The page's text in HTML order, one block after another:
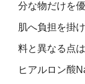
分な物だけを
肌へ負担を掛
料と異なる点
ヒアルロン酸